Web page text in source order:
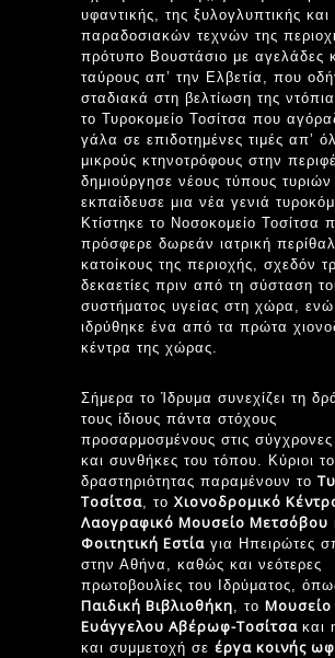
υφαντικής, της ξυλογλυπτικής
παραδοσιακών τεχνών της
πρότυπο Βουστάσιο με αγελάδες
ταύρους απ’ την Ελβετία, που
σταδιακά στη βελτίωση της
το Τυροκομείο Τοσίτσα που
γάλα σε επιδοτημένες τιμές απ’
μικρούς κτηνοτρόφους στην
δημιούργησε νέους τύπους τυριών
εκπαίδευσε μια νέα γενιά
Κτίστηκε το Νοσοκομείο Τοσίτσα
πρόσφερε δωρεάν ιατρική
κατοίκους της περιοχής, σχεδόν
δεκαετίες πριν από τη σύσταση
συστήματος υγείας στη χώρα,
ιδρύθηκε ένα από τα πρώτα
κέντρα της χώρας.
Σήμερα το Ίδρυμα συνεχίζει τη
τους ίδιους πάντα στόχους
προσαρμοσμένους στις
και συνθήκες του τόπου. Κύριοι
δραστηριότητας παραμένουν το
Τοσίτσα, το Χιονοδρομικό
Λαογραφικό Μουσείο Μετσόβου
Φοιτητική Εστία για Ηπειρώτες
στην Αθήνα, καθώς και νεότερες
πρωτοβουλίες του Ιδρύματος,
Παιδική Βιβλιοθήκη, το Μουσείο
Ευάγγελου Αβέρωφ-Τοσίτσα και
και συμμετοχή σε έργα κοινής